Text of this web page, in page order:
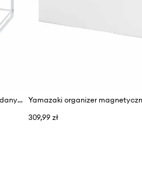
Yamazaki regał kuchenny rozkładany ze stali 47,5-75 x 35 x 50 cm
309,99 zł